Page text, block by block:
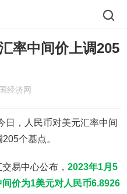
率中间价上调205
经济网
日，人民币对美元汇率中间
个基点。
易中心公布， 2023年1月5
价为1美元对人民币6.8926